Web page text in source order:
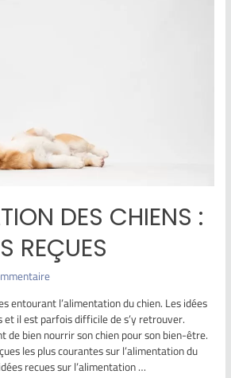
DES CHIENS :
REÇUES
entourant l’alimentation du chien. Les idées
et il est parfois difficile de s’y retrouver.
de bien nourrir son chien pour son bien-être.
les plus courantes sur l’alimentation du
recues sur l’alimentation …